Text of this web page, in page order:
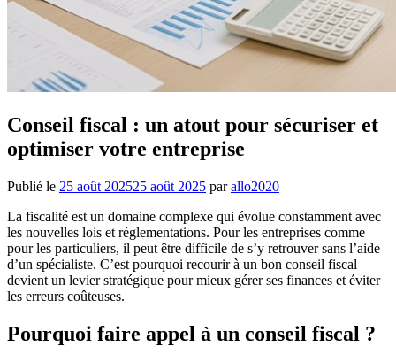
Conseil fiscal : un atout pour sécuriser et
optimiser votre entreprise
Publié le 25 août 202525 août 2025 parallo2020
La fiscalité est un domaine complexe qui évolue constamment avec
les nouvelles lois et réglementations. Pour les entreprises comme
pour les particuliers, il peut être difficile de s’y retrouver sans l’aide
d’un spécialiste. C’est pourquoi recourir à un bon conseil fiscal
devient un levier stratégique pour mieux gérer ses finances et éviter
les erreurs coûteuses.
Pourquoi faire appel à un conseil fiscal ?